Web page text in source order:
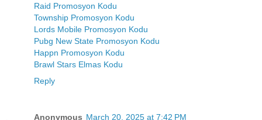
Raid Promosyon Kodu
Township Promosyon Kodu
Lords Mobile Promosyon Kodu
Pubg New State Promosyon Kodu
Happn Promosyon Kodu
Brawl Stars Elmas Kodu
Reply
Anonymous March 20, 2025 at 7:42 PM